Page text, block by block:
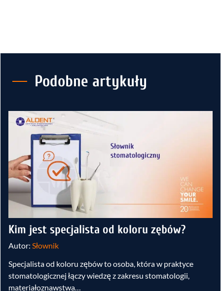
Podobne artykuły
Kim jest specjalista od koloru zębów?
Autor: Słownik
Specjalista od koloru zębów to osoba, która w praktyce
stomatologicznej łączy wiedzę z zakresu stomatologii,
materiałoznawstwa…